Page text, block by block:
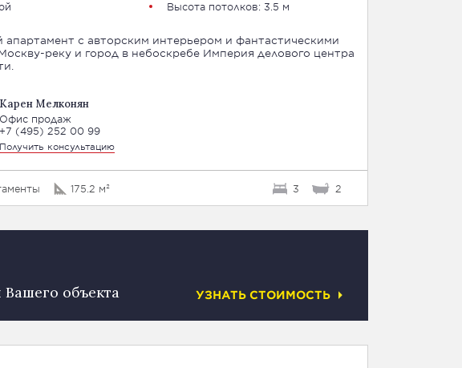
Высота потолков: 3.5 м
с авторским интерьером и фантастическими
реку и город в небоскребе Империя делового центра
Карен Мелконян
Офис продаж
+7 (495) 252 00 99
Получить консультацию
175.2 м² 3 2
объекта УЗНАТЬ СТОИМОСТЬ